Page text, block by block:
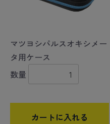
マツヨシパルスオキシメー
タ用ケース
数量
カートに入れる